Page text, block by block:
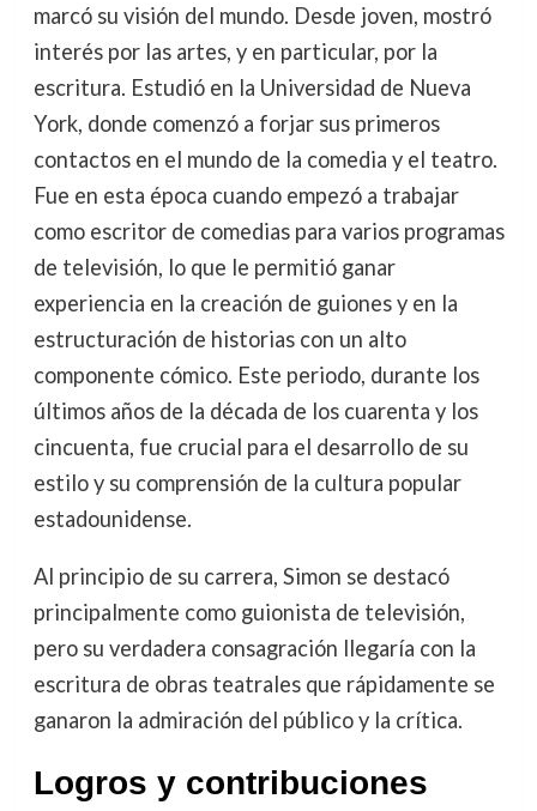
marcó su visión del mundo. Desde joven, mostró
interés por las artes, y en particular, por la
escritura. Estudió en la Universidad de Nueva
York, donde comenzó a forjar sus primeros
contactos en el mundo de la comedia y el teatro.
Fue en esta época cuando empezó a trabajar
como escritor de comedias para varios programas
de televisión, lo que le permitió ganar
experiencia en la creación de guiones y en la
estructuración de historias con un alto
componente cómico. Este periodo, durante los
últimos años de la década de los cuarenta y los
cincuenta, fue crucial para el desarrollo de su
estilo y su comprensión de la cultura popular
estadounidense.
Al principio de su carrera, Simon se destacó
principalmente como guionista de televisión,
pero su verdadera consagración llegaría con la
escritura de obras teatrales que rápidamente se
ganaron la admiración del público y la crítica.
Logros y contribuciones